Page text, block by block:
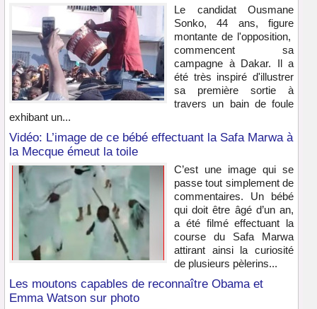
Le candidat Ousmane
Sonko, 44 ans, figure
montante de l'opposition,
commencent sa
campagne à Dakar. Il a
été très inspiré d'illustrer
sa première sortie à
travers un bain de foule
exhibant un...
Vidéo: L’image de ce bébé effectuant la Safa Marwa à
la Mecque émeut la toile
C’est une image qui se
passe tout simplement de
commentaires. Un bébé
qui doit être âgé d’un an,
a été filmé effectuant la
course du Safa Marwa
attirant ainsi la curiosité
de plusieurs pèlerins...
Les moutons capables de reconnaître Obama et
Emma Watson sur photo